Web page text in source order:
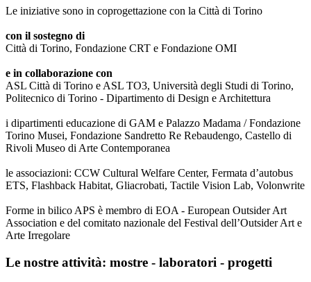
Le iniziative sono in coprogettazione con la Città di Torino
con il sostegno di
Città di Torino, Fondazione CRT e Fondazione OMI
e in collaborazione con
ASL Città di Torino e ASL TO3, Università degli Studi di Torino,
Politecnico di Torino - Dipartimento di Design e Architettura
i dipartimenti educazione di GAM e Palazzo Madama / Fondazione
Torino Musei, Fondazione Sandretto Re Rebaudengo, Castello di
Rivoli Museo di Arte Contemporanea
le associazioni: CCW Cultural Welfare Center, Fermata d’autobus
ETS, Flashback Habitat, Gliacrobati, Tactile Vision Lab, Volonwrite
Forme in bilico APS è membro di EOA - European Outsider Art
Association e del comitato nazionale del Festival dell’Outsider Art e
Arte Irregolare
Le nostre attività: mostre - laboratori - progetti